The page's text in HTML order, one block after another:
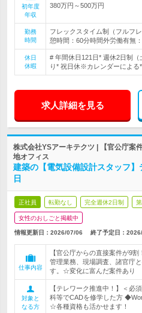
初年度
年収
380万円～500万円
勤務
時間
フレックスタイム制（フルフ
憩時間：60分時間外労働有無
休日
休暇
# 年間休日121日* 週休2日制
り* 祝日休※カレンダーによる
求人詳細を見る
株式会社YSアーキテクツ | 【官公庁案
地オフィス
建築の【電気設備設計スタッフ
日
正社員 転勤なし 完全週休2日制
女性のおしごと掲載中
情報更新日：2026/07/06 終了予定日：
仕事内容
【官公庁からの直接案件が9
管理業務、現場調査、諸官庁
す。☆変化に富んだ案件あり
対象と
なる方
【テレワーク推進中！】＜
科等でCADを修学した方
☆各種資格も活かせます！